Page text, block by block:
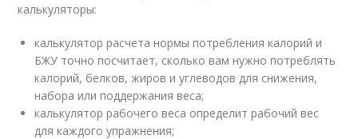
калькуляторы:
калькулятор расчета нормы потребления калорий и
БЖУ точно посчитает, сколько вам нужно потреблять
калорий, белков, жиров и углеводов для снижения,
набора или поддержания веса;
калькулятор рабочего веса определит рабочий вес
для каждого упражнения;